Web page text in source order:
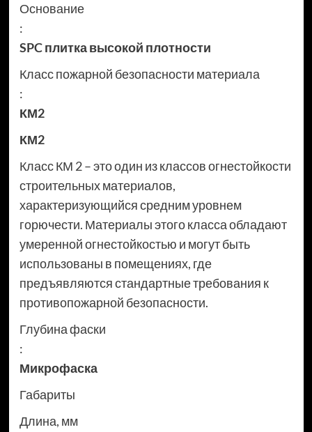
Основание
:
SPC плитка высокой плотности
Класс пожарной безопасности материала
:
КМ2
КМ2
Класс КМ 2 – это один из классов огнестойкости
строительных материалов,
характеризующийся средним уровнем
горючести. Материалы этого класса обладают
умеренной огнестойкостью и могут быть
использованы в помещениях, где
предъявляются стандартные требования к
противопожарной безопасности.
Глубина фаски
:
Микрофаска
Габариты
Длина, мм